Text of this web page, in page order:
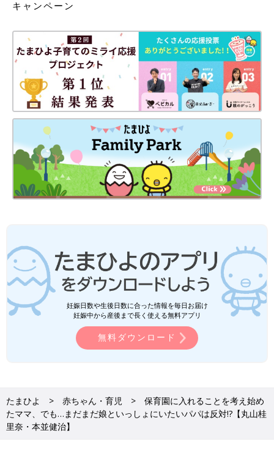
キャンペーン
妊娠日数や生後日数に合った情報を毎日お届け
妊娠中から産後まで長く使える無料アプリ
無料ダウンロード
たまひよ 赤ちゃん・育児
保育園に入れることを考え始め
たママ、でも…まだまだ娘といっしょにいたいパパは反対!?【丸山桂
里奈・本並健治】